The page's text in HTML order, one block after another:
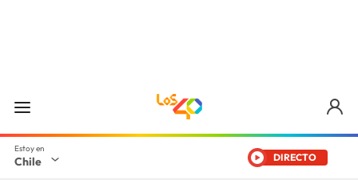
Chile DIRECTO